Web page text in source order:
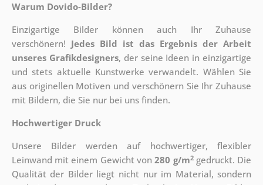
Warum Dovido-Bilder?
Einzigartige Bilder können auch Ihr Zuhause
verschönern! Jedes Bild ist das Ergebnis der Arbeit
unseres Grafikdesigners, der seine Ideen in einzigartige
und stets aktuelle Kunstwerke verwandelt. Wählen Sie
aus originellen Motiven und verschönern Sie Ihr Zuhause
mit Bildern, die Sie nur bei uns finden.
Hochwertiger Druck
Unsere Bilder werden auf hochwertiger, flexibler
Leinwand mit einem Gewicht von280 g/m2gedruckt. Die
Qualität der Bilder liegt nicht nur im Material, sondern